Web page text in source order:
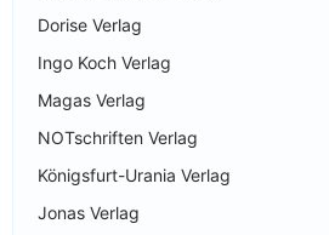
Dorise Verlag
Ingo Koch Verlag
Magas Verlag
NOTschriften Verlag
Königsfurt-Urania Verlag
Jonas Verlag